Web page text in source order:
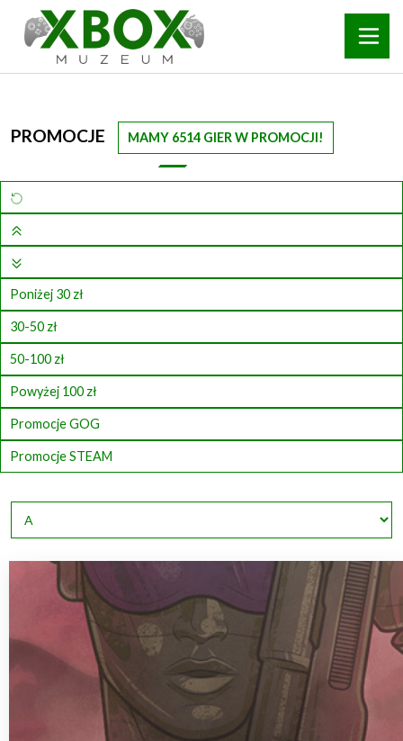
PROMOCJE MAMY 6514 GIER W PROMOCJI!
Poniżej 30 zł
30-50 zł
50-100 zł
Powyżej 100 zł
Promocje GOG
Promocje STEAM